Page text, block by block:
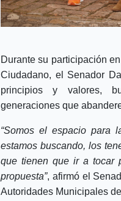
Durante su participación
Ciudadano, el Senador
principios y valores,
generaciones que
“Somos el espacio para
estamos buscando, los
que tienen que ir a tocar
propuesta”, afirmó el
Autoridades Municipales